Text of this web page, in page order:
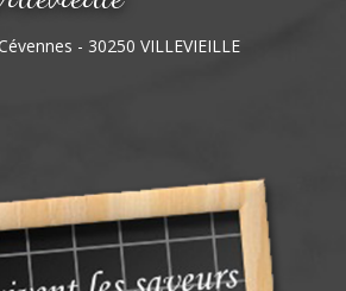
- 30250 VILLEVIEILLE